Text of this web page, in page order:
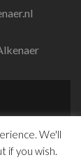
We'll
if you wish.